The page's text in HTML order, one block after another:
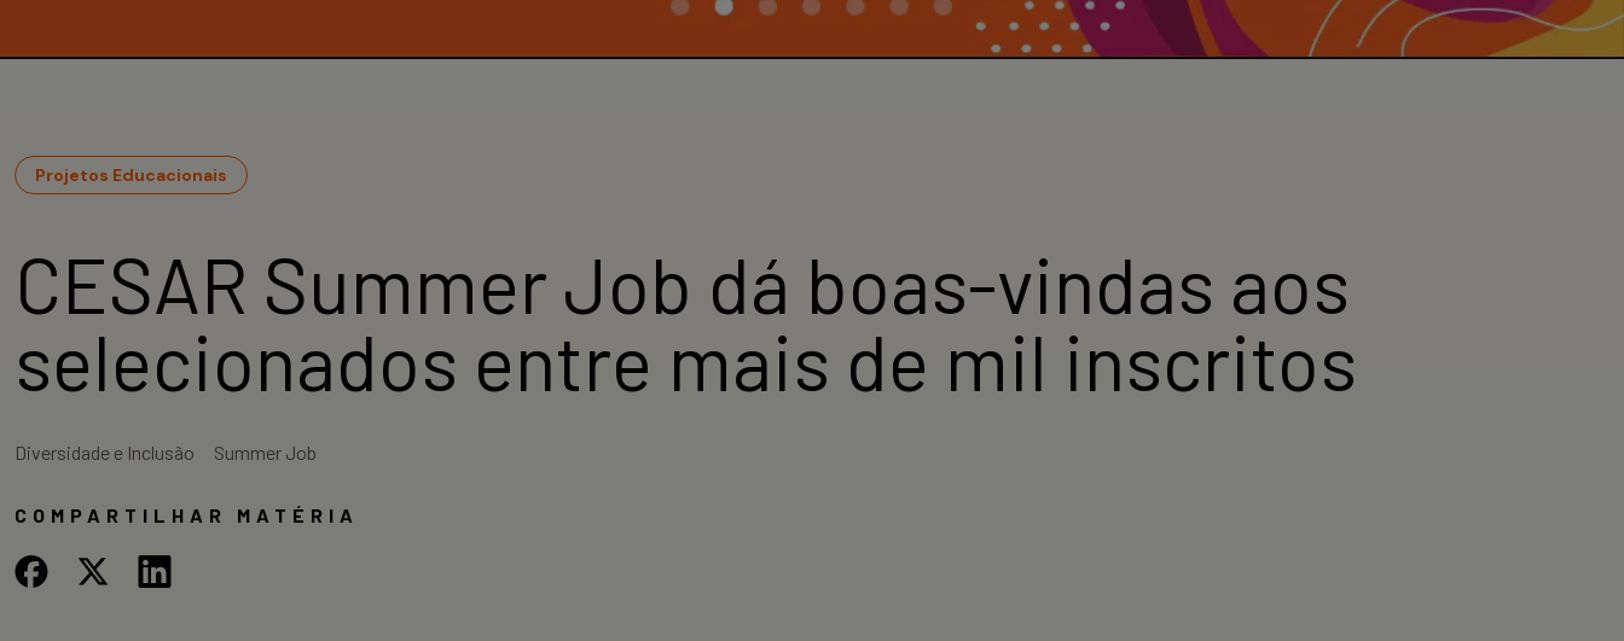
Projetos Educacionais
CESAR Summer Job dá boas-vindas aos
selecionados entre mais de mil inscritos
Diversidade e Inclusão Summer Job
COMPARTILHAR MATÉRIA